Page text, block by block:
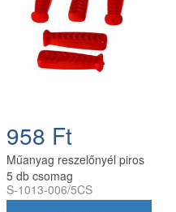
958 Ft
Műanyag reszelőnyél piros
5 db csomag
S-1013-006/5CS